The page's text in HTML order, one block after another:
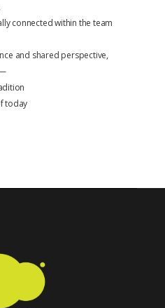
connected within the team
and shared perspective,
today